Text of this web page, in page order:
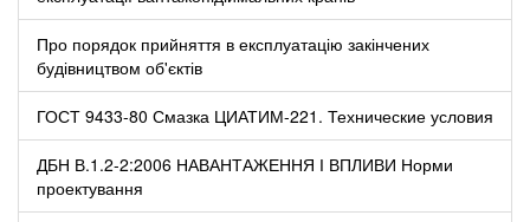
Про порядок прийняття в експлуатацію закінчених
будівництвом об'єктів
ГОСТ 9433-80 Смазка ЦИАТИМ-221. Технические условия
ДБН В.1.2-2:2006 НАВАНТАЖЕННЯ І ВПЛИВИ Норми
проектування